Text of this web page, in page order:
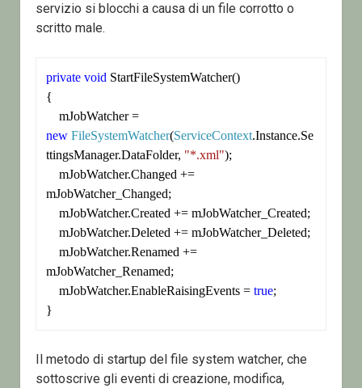
servizio si blocchi a causa di un file corrotto o
scritto male.
private void StartFileSystemWatcher()
{
    mJobWatcher =
new FileSystemWatcher(ServiceContext.Instance.Se
ttingsManager.DataFolder, "*.xml");
mJobWatcher_Changed;
mJobWatcher_Renamed;
    mJobWatcher.EnableRaisingEvents =
true;
Il metodo di startup del file system watcher, che
sottoscrive gli eventi di creazione, modifica,